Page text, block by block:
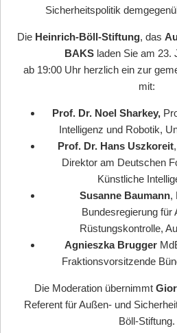
Sicherheitspolitik
Die Heinrich-Böll-Stiftung, das
BAKS laden Sie am 23.
ab 19:00 Uhr herzlich ein zur
mit:
Prof. Dr. Noel Sharkey,
Intelligenz und Robotik,
Prof. Dr. Hans Uszkoreit
Direktor am Deutschen
Künstliche
Susanne Baumann,
Bundesregierung für
Rüstungskontrolle,
Agnieszka Brugger
Fraktionsvorsitzende
Die Moderation übernimmt
Referent für Außen- und
Böll-Stiftung.